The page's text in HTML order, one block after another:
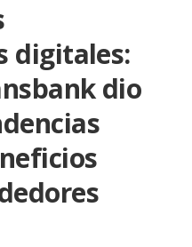
digitales:
dio